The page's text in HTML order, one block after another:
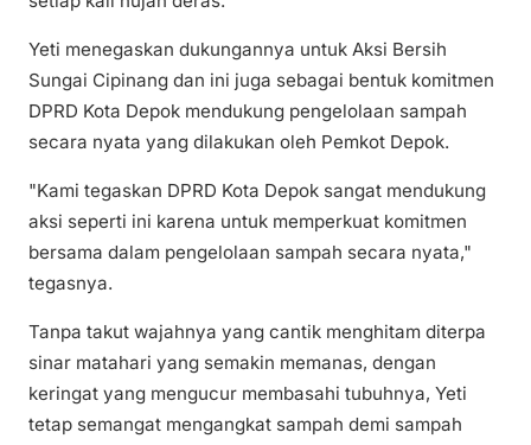
Yeti menegaskan dukungannya untuk Aksi Bersih
Sungai Cipinang dan ini juga sebagai bentuk komitmen
DPRD Kota Depok mendukung pengelolaan sampah
secara nyata yang dilakukan oleh Pemkot Depok.
"Kami tegaskan DPRD Kota Depok sangat mendukung
aksi seperti ini karena untuk memperkuat komitmen
bersama dalam pengelolaan sampah secara nyata,"
tegasnya.
Tanpa takut wajahnya yang cantik menghitam diterpa
sinar matahari yang semakin memanas, dengan
keringat yang mengucur membasahi tubuhnya, Yeti
tetap semangat mengangkat sampah demi sampah